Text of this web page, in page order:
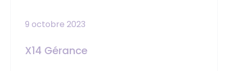
9 octobre 2023
X14 Gérance